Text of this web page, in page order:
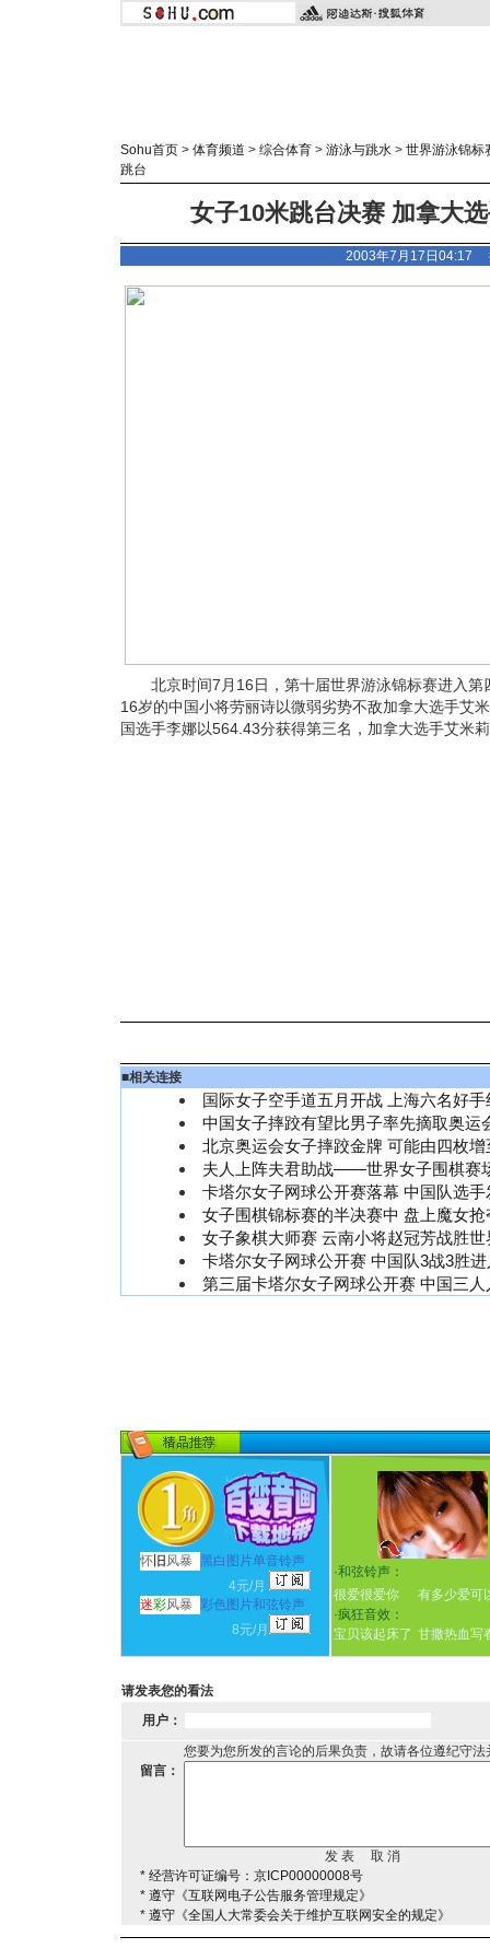
Sohu首页 > 体育频道 > 综合体育 > 游泳与跳水 > 世界游泳锦标
跳台
女子10米跳台决赛 加拿大
2003年7月17日04:17
北京时间7月16日，第十届世界游泳锦标赛进入第
16岁的中国小将劳丽诗以微弱劣势不敌加拿大选手艾
国选手李娜以564.43分获得第三名，加拿大选手艾米
■相关连接
国际女子空手道五月开战 上海六名好
中国女子摔跤有望比男子率先摘取奥运
北京奥运会女子摔跤金牌 可能由四枚增
夫人上阵夫君助战——世界女子围棋赛
卡塔尔女子网球公开赛落幕 中国队选
女子围棋锦标赛的半决赛中 盘上魔女抢
女子象棋大师赛 云南小将赵冠芳战胜
卡塔尔女子网球公开赛 中国队3战3胜
第三届卡塔尔女子网球公开赛 中国三
怀 旧 风暴
黑白图片单音铃声
4元/月
迷彩风暴 彩色图片和弦铃声
8元/月
·和弦铃声：
很爱很爱你
有多少爱可
·疯狂音效：
宝贝该起床了 甘撒热血写
请发表您的看法
用户：
您要为您所发的言论的后果负责，故请各位遵纪守
留言：
* 经营许可证编号：京ICP00000008号
* 遵守《互联网电子公告服务管理规定》
* 遵守《全国人大常委会关于维护互联网安全的规定》